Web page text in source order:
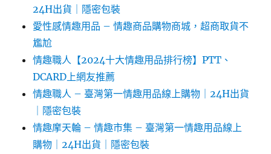
24H出貨｜隱密包裝
愛性感情趣用品 – 情趣商品購物商城，超商取貨不
尷尬
情趣職人【2024十大情趣用品排行榜】PTT、
DCARD上網友推薦
情趣職人 – 臺灣第一情趣用品線上購物｜24H出貨
｜隱密包裝
情趣摩天輪 – 情趣市集 – 臺灣第一情趣用品線上
購物｜24H出貨｜隱密包裝